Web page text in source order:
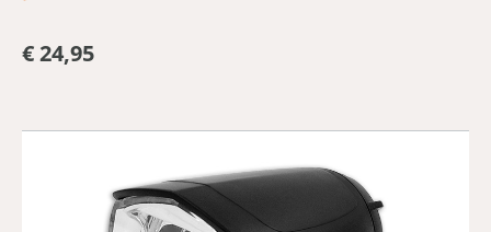
€ 24,95